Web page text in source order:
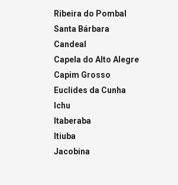
Ribeira do Pombal
Santa Bárbara
Candeal
Capela do Alto Alegre
Capim Grosso
Euclides da Cunha
Ichu
Itaberaba
Itiuba
Jacobina